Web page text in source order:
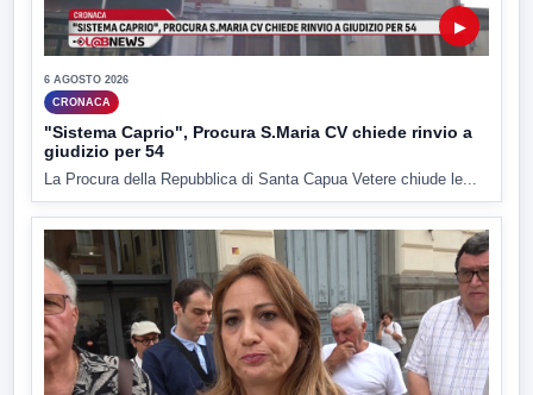
▶
6 AGOSTO 2026
CRONACA
"Sistema Caprio", Procura S.Maria CV chiede rinvio a
giudizio per 54
La Procura della Repubblica di Santa Capua Vetere chiude le...